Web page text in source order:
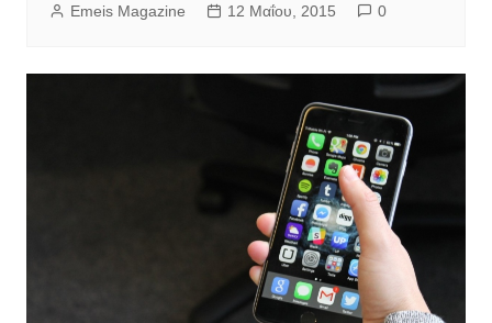
Emeis Magazine 12 Μαΐου, 2015 0